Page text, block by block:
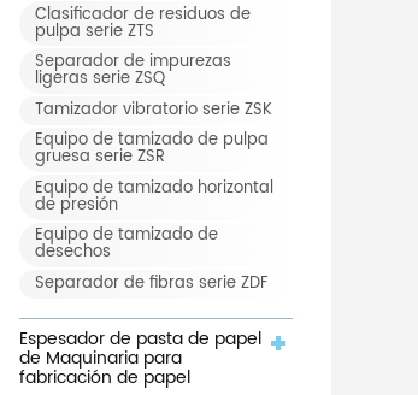
Clasificador de residuos de
pulpa serie ZTS
Separador de impurezas
ligeras serie ZSQ
Tamizador vibratorio serie ZSK
Equipo de tamizado de pulpa
gruesa serie ZSR
Equipo de tamizado horizontal
de presión
Equipo de tamizado de
desechos
Separador de fibras serie ZDF
Espesador de pasta de papel
de Maquinaria para
fabricación de papel